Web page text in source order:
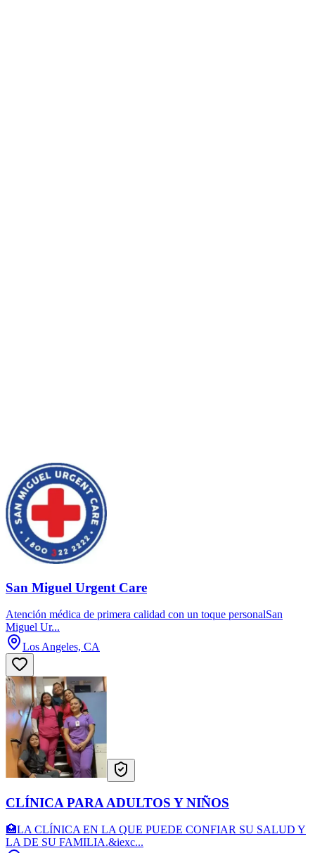
San Miguel Urgent Care
Atención médica de primera calidad con un toque personalSan
Miguel Ur...
Los Angeles, CA
CLÍNICA PARA ADULTOS Y NIÑOS
🏥LA CLÍNICA EN LA QUE PUEDE CONFIAR SU SALUD Y
LA DE SU FAMILIA.&iexc...